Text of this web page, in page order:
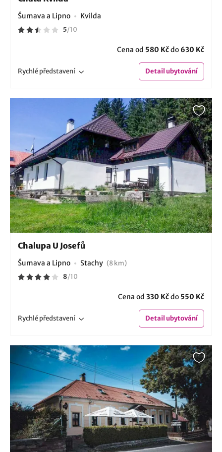
Šumava a Lipno Kvilda
5/10
Cena od 580 Kčdo 630 Kč
Rychlépředstavení Detailubytování
Chalupa U Josefů
Šumava a Lipno Stachy (8 km)
8/10
Cena od 330 Kčdo 550 Kč
Rychlépředstavení Detailubytování